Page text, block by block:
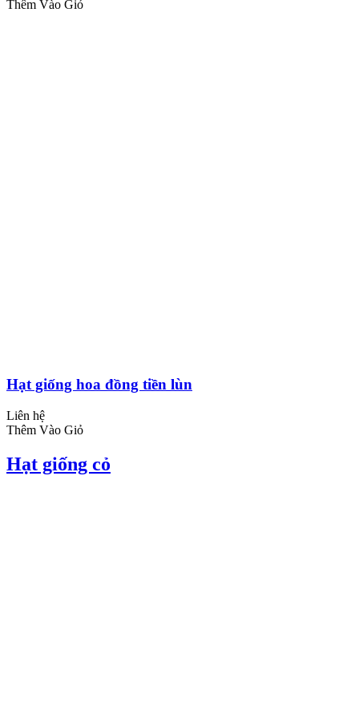
Thêm Vào Giỏ
Hạt giống hoa đồng tiền lùn
Liên hệ
Thêm Vào Giỏ
Hạt giống cỏ